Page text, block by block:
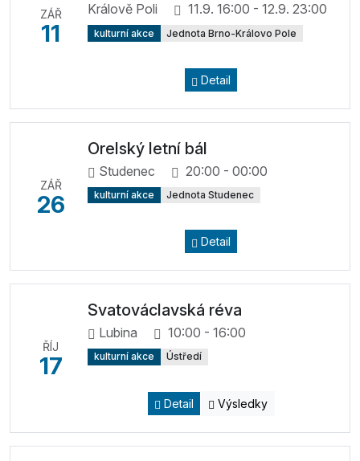
ZÁŘ
11
Králově Poli
11.9. 16:00 - 12.9. 23:00
kulturní akce Jednota Brno-Královo Pole
Detail
ZÁŘ
26
Orelský letní bál
Studenec 20:00 - 00:00
kulturní akce Jednota Studenec
Detail
ŘÍJ
17
Svatováclavská réva
Lubina 10:00 - 16:00
kulturní akce Ústředí
Detail Výsledky